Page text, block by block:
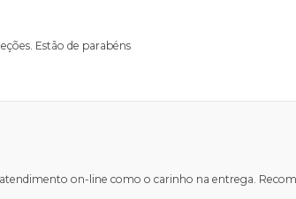
Estão de parabéns
atendimento on-line como o carinho na entrega.